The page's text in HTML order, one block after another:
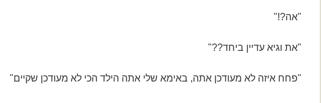
"אה?!"
"את וגיא עדיין ביחד??"
"פחח איזה לא מעודכן אתה, באימא שלי אתה הילד הכי לא מעודכן שקיים"